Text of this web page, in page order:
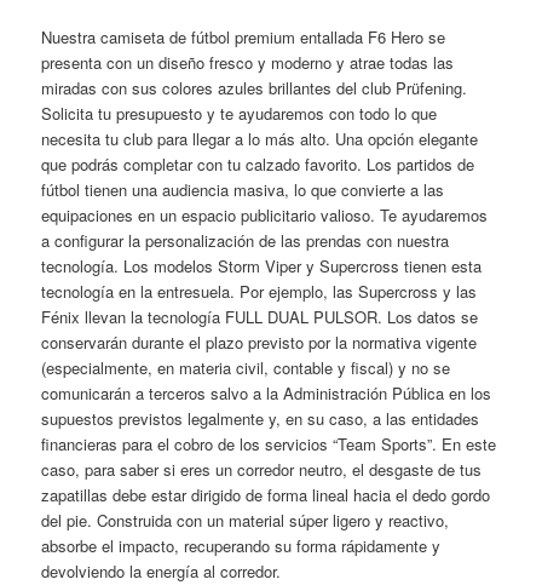
Nuestra camiseta de fútbol premium entallada F6 Hero se
presenta con un diseño fresco y moderno y atrae todas las
miradas con sus colores azules brillantes del club Prüfening.
Solicita tu presupuesto y te ayudaremos con todo lo que
necesita tu club para llegar a lo más alto. Una opción elegante
que podrás completar con tu calzado favorito. Los partidos de
fútbol tienen una audiencia masiva, lo que convierte a las
equipaciones en un espacio publicitario valioso. Te ayudaremos
a configurar la personalización de las prendas con nuestra
tecnología. Los modelos Storm Viper y Supercross tienen esta
tecnología en la entresuela. Por ejemplo, las Supercross y las
Fénix llevan la tecnología FULL DUAL PULSOR. Los datos se
conservarán durante el plazo previsto por la normativa vigente
(especialmente, en materia civil, contable y fiscal) y no se
comunicarán a terceros salvo a la Administración Pública en los
supuestos previstos legalmente y, en su caso, a las entidades
financieras para el cobro de los servicios “Team Sports”. En este
caso, para saber si eres un corredor neutro, el desgaste de tus
zapatillas debe estar dirigido de forma lineal hacia el dedo gordo
del pie. Construida con un material súper ligero y reactivo,
absorbe el impacto, recuperando su forma rápidamente y
devolviendo la energía al corredor.